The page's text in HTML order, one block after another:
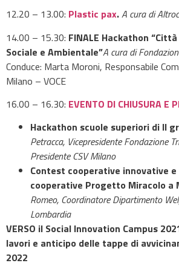
12.20 – 13.00: Plastic pax.A cura di
14.00 – 15.30: FINALE Hackathon
Sociale e Ambientale”A cura di
Conduce: Marta Moroni, Responsabile
Milano – VOCE
16.00 – 16.30: EVENTO DI CHIUSURA E
Hackathon scuole superiori di II
Petracca, Vicepresidente Fondazione
Presidente CSV Milano
Contest cooperative innovative
cooperative Progetto Miracolo a
Romeo, Coordinatore Dipartimento
Lombardia
VERSO il Social Innovation Campus
lavori e anticipo delle tappe di
2022